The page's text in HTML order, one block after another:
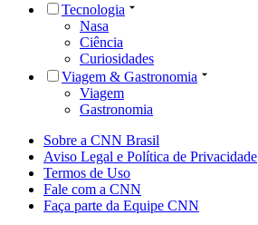
Tecnologia
Nasa
Ciência
Curiosidades
Viagem & Gastronomia
Viagem
Gastronomia
Sobre a CNN Brasil
Aviso Legal e Política de Privacidade
Termos de Uso
Fale com a CNN
Faça parte da Equipe CNN